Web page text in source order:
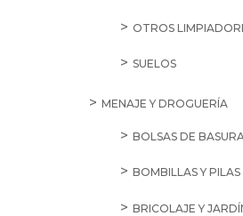
OTROS
SUELOS
MENAJE Y DROGUERÍA
BOLSAS DE
BOMBILLAS Y PILAS
BRICOLAJE Y